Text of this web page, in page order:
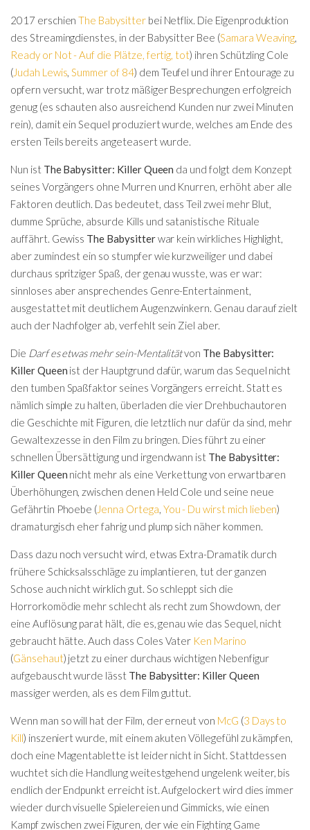
2017 erschienThe Babysitterbei Netflix. Die Eigenproduktion
des Streamingdienstes, in der Babysitter Bee (Samara Weaving
Ready or Not - Auf die Plätze, fertig, tot) ihren Schützling Cole
(Judah Lewis Summer of 84) dem Teufel und ihrer Entourage zu
opfern versucht, war trotz mäßiger Besprechungen erfolgreich
genug (es schauten also ausreichend Kunden nur zwei Minuten
rein), damit ein Sequel produziert wurde, welches am Ende des
ersten Teils bereits angeteasert wurde.
Nun ist The Babysitter: Killer Queen da und folgt dem Konzept
seines Vorgängers ohne Murren und Knurren, erhöht aber alle
Faktoren deutlich. Das bedeutet, dass Teil zwei mehr Blut,
dumme Sprüche, absurde Kills und satanistische Rituale
auffährt. Gewiss The Babysitterwar kein wirkliches Highlight,
aber zumindest ein so stumpfer wie kurzweiliger und dabei
durchaus spritziger Spaß, der genau wusste, was er war:
sinnloses aber ansprechendes Genre-Entertainment,
ausgestattet mit deutlichem Augenzwinkern. Genau darauf zielt
auch der Nachfolger ab, verfehlt sein Ziel aber.
Die Darf es etwas mehr sein-Mentalitätvon The Babysitter:
Killer Queen ist der Hauptgrund dafür, warum das Sequel nicht
den tumben Spaßfaktor seines Vorgängers erreicht. Statt es
nämlich simple zu halten, überladen die vier Drehbuchautoren
die Geschichte mit Figuren, die letztlich nur dafür da sind, mehr
Gewaltexzesse in den Film zu bringen. Dies führt zu einer
schnellen Übersättigung und irgendwann ist The Babysitter:
Killer Queen nicht mehr als eine Verkettung von erwartbaren
Überhöhungen, zwischen denen Held Cole und seine neue
Gefährtin Phoebe ( Jenna Ortega You - Du wirst mich lieben)
dramaturgisch eher fahrig und plump sich näher kommen.
Dass dazu noch versucht wird, etwas Extra-Dramatik durch
frühere Schicksalsschläge zu implantieren, tut der ganzen
Schose auch nicht wirklich gut. So schleppt sich die
Horrorkomödie mehr schlecht als recht zum Showdown, der
eine Auflösung parat hält, die es, genau wie das Sequel, nicht
gebraucht hätte. Auch dass Coles Vater Ken Marino
(Gänsehaut) jetzt zu einer durchaus wichtigen Nebenfigur
aufgebauscht wurde lässt The Babysitter: Killer Queen
massiger werden, als es dem Film guttut.
Wenn man so will hat der Film, der erneut von McG (3 Days to
Kill) inszeniert wurde, mit einem akuten Völlegefühl zu kämpfen,
doch eine Magentablette ist leider nicht in Sicht. Stattdessen
wuchtet sich die Handlung weitestgehend ungelenk weiter, bis
endlich der Endpunkt erreicht ist. Aufgelockert wird dies immer
wieder durch visuelle Spielereien und Gimmicks, wie einen
Kampf zwischen zwei Figuren, der wie ein Fighting Game